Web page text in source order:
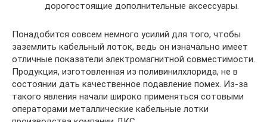
дорогостоящие дополнительные аксессуары.
Понадобится совсем немного усилий для того, чтобы
заземлить кабельный лоток, ведь он изначально имеет
отличные показатели электромагнитной совместимости.
Продукция, изготовленная из поливинилхлорида, не в
состоянии дать качественное подавление помех. Из-за
такого явления начали широко применяться сотовыми
операторами металлические кабельные лотки